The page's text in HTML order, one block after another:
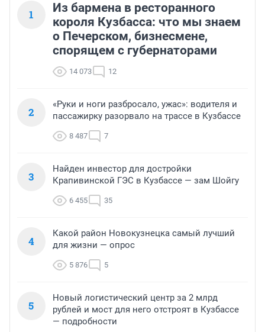
1
Из бармена в ресторанного
короля Кузбасса: что мы знаем
о Печерском, бизнесмене,
спорящем с губернаторами
14 073 12
2
«Руки и ноги разбросало, ужас»: водителя и
пассажирку разорвало на трассе в Кузбассе
8 487 7
3
Найден инвестор для достройки
Крапивинской ГЭС в Кузбассе — зам Шойгу
6 455 35
4
Какой район Новокузнецка самый лучший
для жизни — опрос
5 876 5
5
Новый логистический центр за 2 млрд
рублей и мост для него отстроят в Кузбассе
— подробности